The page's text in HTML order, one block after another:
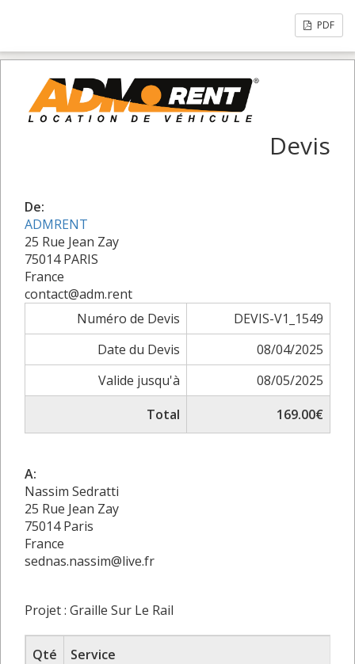
PDF
Devis
De:
ADMRENT
25 Rue Jean Zay
75014 PARIS
France
contact@adm.rent
Numéro de Devis
DEVIS-V1_1549
Date du Devis
08/04/2025
Valide jusqu'à
08/05/2025
Total
169.00€
A:
Nassim Sedratti
25 Rue Jean Zay
75014 Paris
France
sednas.nassim@live.fr
Projet : Graille Sur Le Rail
Qté
Service